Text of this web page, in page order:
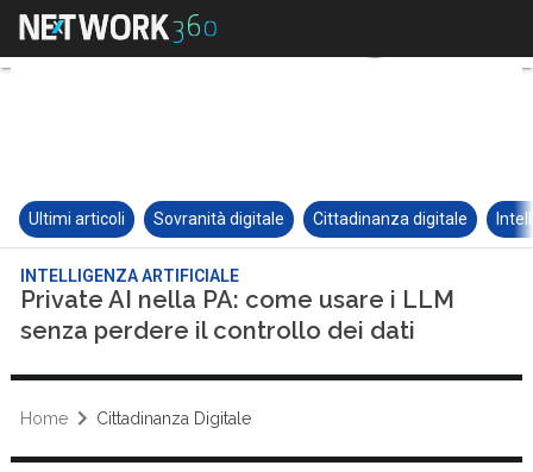
Ultimi articoli Sovranità digitale Cittadinanza digitale
INTELLIGENZA ARTIFICIALE
Private AI nella PA: come usare i LLM
senza perdere il controllo dei dati
Home Cittadinanza Digitale